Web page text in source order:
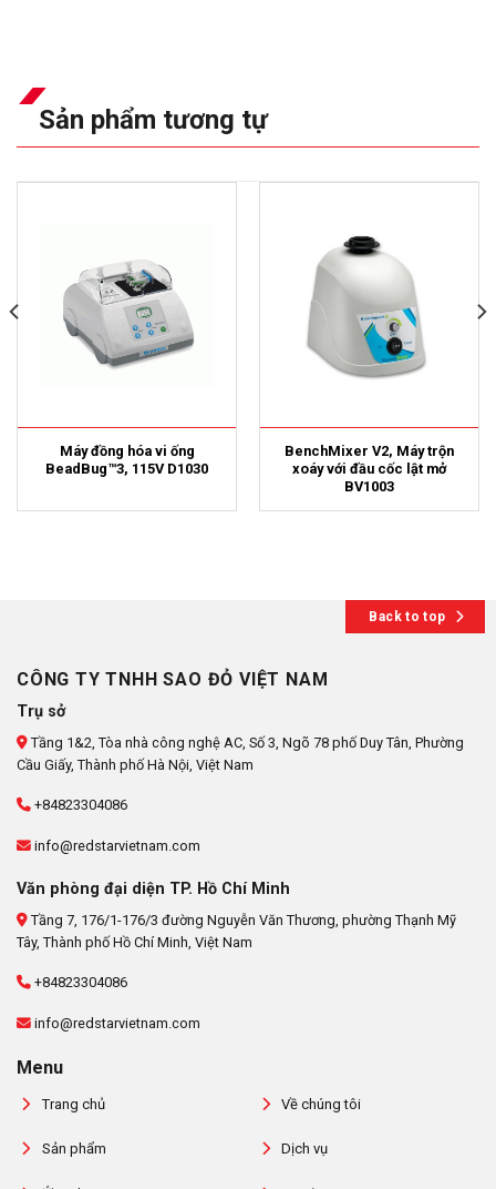
Sản phẩm tương tự
Máy đồng hóa vi ống
BeadBug™3, 115V D1030
BenchMixer V2, Máy trộn
xoáy với đầu cốc lật mở
BV1003
Back to top
CÔNG TY TNHH SAO ĐỎ VIỆT NAM
Trụ sở
Tầng 1&2, Tòa nhà công nghệ AC, Số 3, Ngõ 78 phố Duy Tân, Phường
Cầu Giấy, Thành phố Hà Nội, Việt Nam
+84823304086
info@redstarvietnam.com
Văn phòng đại diện TP. Hồ Chí Minh
Tầng 7, 176/1-176/3 đường Nguyễn Văn Thương, phường Thạnh Mỹ
Tây, Thành phố Hồ Chí Minh, Việt Nam
+84823304086
info@redstarvietnam.com
Menu
Trang chủ Về chúng tôi
Sản phẩm Dịch vụ